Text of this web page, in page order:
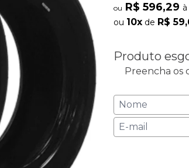
ou R$ 596,29
ou 10x de R$
Produto
Preencha os